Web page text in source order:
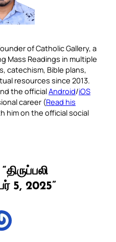
of Catholic Gallery, a
Mass Readings in multiple
catechism, Bible plans,
resources since 2013.
the officialAndroid/iOS
career (Read his
him on the official social
5, 2025”